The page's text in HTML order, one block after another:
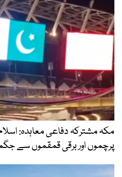
مکہ مشترکہ دفاعی معاہدہ:
پرچموں اور برقی قمقموں سے